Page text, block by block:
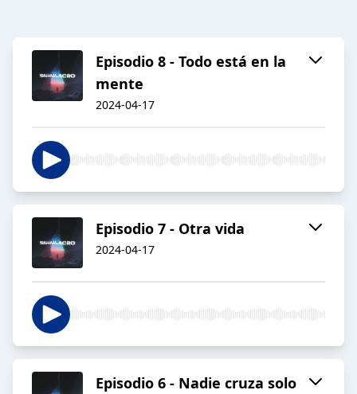
Episodio 8 - Todo está en la
mente
2024-04-17
Episodio 7 - Otra vida
2024-04-17
Episodio 6 - Nadie cruza solo